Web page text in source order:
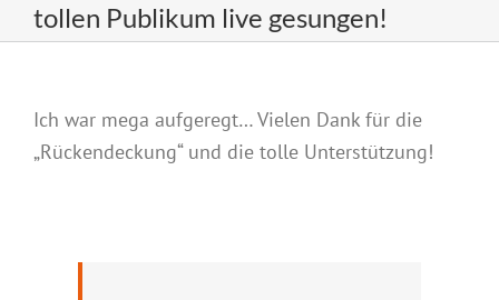
tollen Publikum live gesungen!
Ich war mega aufgeregt… Vielen Dank für die
„Rückendeckung“ und die tolle Unterstützung!